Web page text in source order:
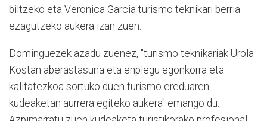
biltzeko eta Veronica Garcia turismo teknikari berria
ezagutzeko aukera izan zuen.
Dominguezek azadu zuenez, "turismo teknikariak Urola
Kostan aberastasuna eta enplegu egonkorra eta
kalitatezkoa sortuko duen turismo ereduaren
kudeaketan aurrera egiteko aukera" emango du.